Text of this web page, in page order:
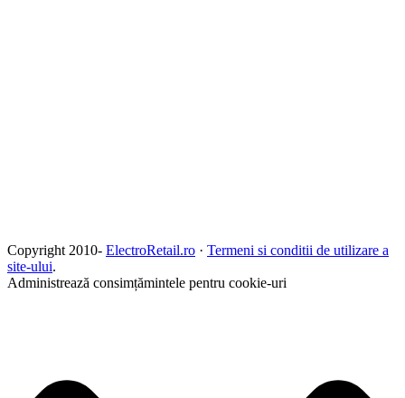
Copyright 2010- ElectroRetail.ro · Termeni si conditii de utilizare a
site-ului.
Administrează consimțămintele pentru cookie-uri